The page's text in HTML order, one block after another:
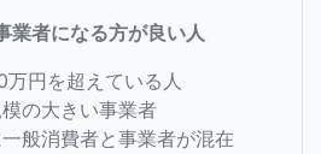
業者になる方が良い人
円を超えている人
の大きい事業者
般消費者と事業者が混在